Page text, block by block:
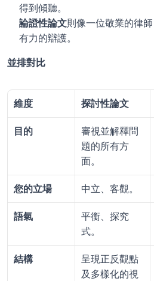
得到傾聽。
論證性論文則像一位敬業的律
有力的辯護。
並排對比
維度 探討性論文
目的
審視並解釋問
題的所有方
面。
您的立場 中立、客觀。
語氣
平衡、探究
式。
結構
呈現正反觀點
及多樣化的視